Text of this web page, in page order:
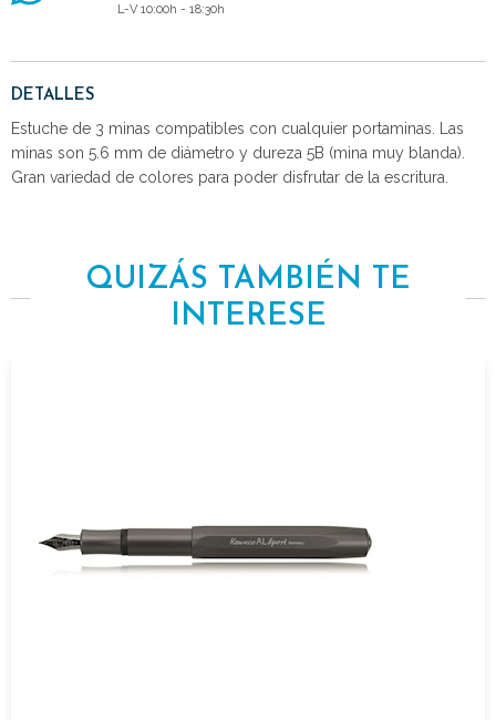
L-V 10:00h - 18:30h
DETALLES
Estuche de 3 minas compatibles con cualquier portaminas. Las
minas son 5.6 mm de diámetro y dureza 5B (mina muy blanda).
Gran variedad de colores para poder disfrutar de la escritura.
QUIZÁS TAMBIÉN TE
INTERESE